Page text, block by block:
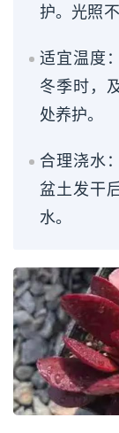
护。光照
适宜温度
冬季时，
处养护。
合理浇水
盆土发干
水。